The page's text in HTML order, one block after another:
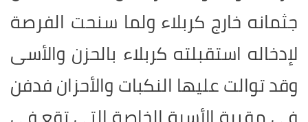
جثمانه خارج كربلاء ولما سنحت الفرصة
لإدخاله استقبلته كربلاء بالحزن والأسى
وقد توالت عليها النكبات والأحزان فدفن